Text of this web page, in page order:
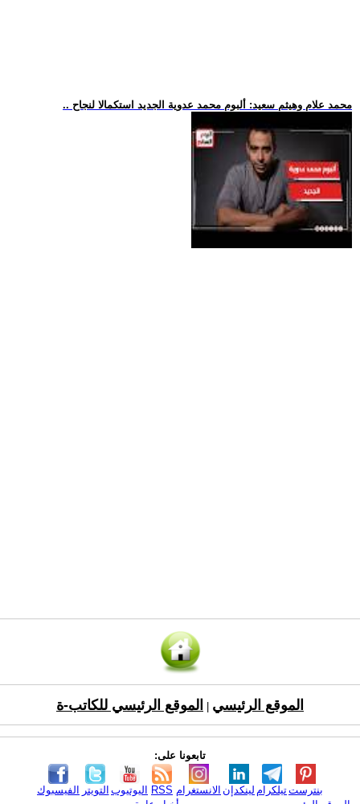
.. محمد علام وهيثم سعيد: ألبوم محمد عدوية الجديد استكمالا لنجاح
الموقع الرئيسي الموقع الرئيسي للكاتب-ة
تابعونا على:
الفيسبوك التويتر اليوتيوب RSS الانستغرام لينكدإن تيلكرامبنترست